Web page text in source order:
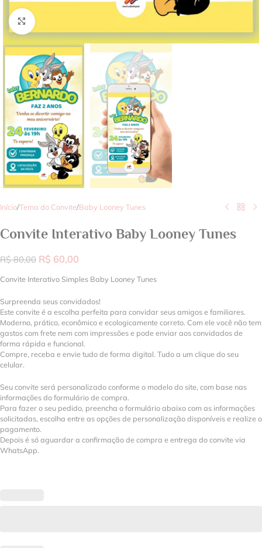
Clique para ampliar
Início/Tema do Convite/Baby Looney Tunes
Convite Interativo Baby Looney Tunes
R$80,00 R$ 60,00
Convite Interativo Simples Baby Looney Tunes
Surpreenda seus convidados!
Este convite é a escolha perfeita para convidar seus amigos e familiares.
Moderno, prático, econômico e ecologicamente correto. Com ele você não tem
gastos com frete nem com impressões e pode enviar aos convidados de
forma rápida e funcional.
Compre, receba e envie tudo de forma digital. Tudo a um clique do seu
celular.
Seu convite será personalizado conforme o modelo do site, com base nas
informações do formulário de compra.
Para fazer o seu pedido, preencha o formulário abaixo com as informações
solicitadas, escolha entre as opções de personalização disponíveis e realize o
pagamento.
Depois é só aguardar a confirmação de compra e entrega do convite via
WhatsApp.